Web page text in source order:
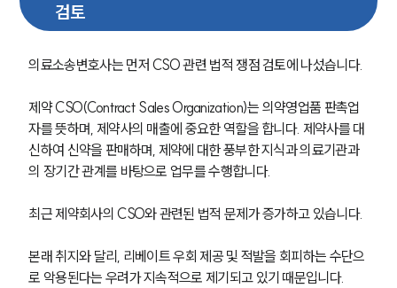
검토
의료소송변호사는 먼저 CSO 관련 법적 쟁점 검토에 나섰습니다.
제약 CSO(Contract Sales Organization)는 의약영업품 판촉업
자를 뜻하며, 제약사의 매출에 중요한 역할을 합니다. 제약사를 대
신하여 신약을 판매하며, 제약에 대한 풍부한 지식과 의료기관과
의 장기간 관계를 바탕으로 업무를 수행합니다.
최근 제약회사의 CSO와 관련된 법적 문제가 증가하고 있습니다.
본래 취지와 달리, 리베이트 우회 제공 및 적발을 회피하는 수단으
로 악용된다는 우려가 지속적으로 제기되고 있기 때문입니다.